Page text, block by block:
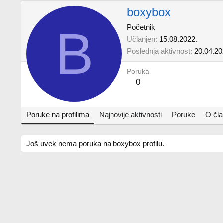
B
boxybox
Početnik
Učlanjen 15.08.2022.
Poslednja aktivnost
Poruka
0
Poruke na profilima Najnovije aktivnosti Poruke O
Još uvek nema poruka na boxybox profilu.